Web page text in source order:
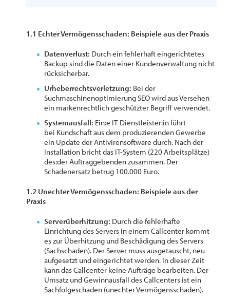
1.1 Echter Vermögensschaden: Beispiele aus der Praxis
Datenverlust: Durch ein fehlerhaft eingerichtetes
Backup sind die Daten einer Kundenverwaltung nicht
rücksicherbar.
Urheberrechtsverletzung: Bei der
Suchmaschinenoptimierung SEO wird aus Versehen
ein markenrechtlich geschützter Begriff verwendet.
Systemausfall: Ein:e IT-Dienstleister:in führt
bei Kundschaft aus dem produzierenden Gewerbe
ein Update der Antivirensoftware durch. Nach der
Installation bricht das IT-System (220 Arbeitsplätze)
des:der Auftraggebenden zusammen. Der
Schadenersatz betrug 100.000 Euro.
1.2 Unechter Vermögensschaden: Beispiele aus der
Praxis
Serverüberhitzung: Durch die fehlerhafte
Einrichtung des Servers in einem Callcenter kommt
es zur Überhitzung und Beschädigung des Servers
(Sachschaden). Der Server muss ausgetauscht, neu
aufgesetzt und eingerichtet werden. In dieser Zeit
kann das Callcenter keine Aufträge bearbeiten. Der
Umsatz und Gewinnausfall des Callcenters ist ein
Sachfolgeschaden (unechter Vermögensschaden).